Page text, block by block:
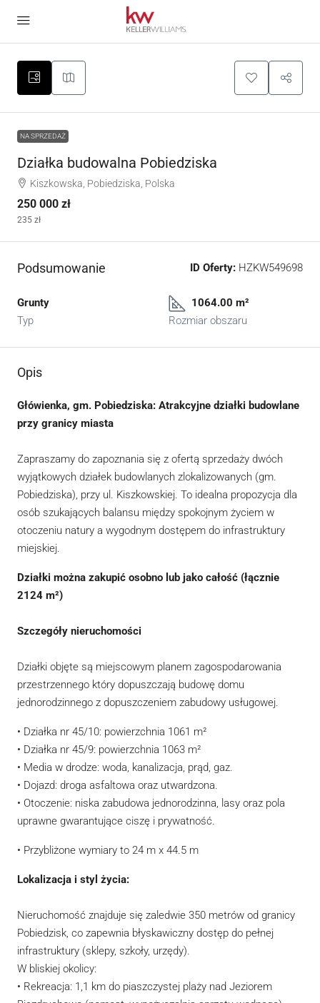
NA SPRZEDAŻ
Działka budowalna Pobiedziska
Kiszkowska, Pobiedziska, Polska
250 000 zł
235 zł
Podsumowanie ID Oferty: HZKW549698
Grunty
Typ
1064.00 m²
Rozmiar obszaru
Opis
Główienka, gm. Pobiedziska: Atrakcyjne działki budowlane
przy granicy miasta
Zapraszamy do zapoznania się z ofertą sprzedaży dwóch
wyjątkowych działek budowlanych zlokalizowanych (gm.
Pobiedziska), przy ul. Kiszkowskiej. To idealna propozycja dla
osób szukających balansu między spokojnym życiem w
otoczeniu natury a wygodnym dostępem do infrastruktury
miejskiej.
Działki można zakupić osobno lub jako całość (łącznie
2124 m²)
Szczegóły nieruchomości
Działki objęte są miejscowym planem zagospodarowania
przestrzennego który dopuszczają budowę domu
jednorodzinnego z dopuszczeniem zabudowy usługowej.
• Działka nr 45/10: powierzchnia 1061 m²
• Działka nr 45/9: powierzchnia 1063 m²
• Media w drodze: woda, kanalizacja, prąd, gaz.
• Dojazd: droga asfaltowa oraz utwardzona.
• Otoczenie: niska zabudowa jednorodzinna, lasy oraz pola
uprawne gwarantujące ciszę i prywatność.
• Przybliżone wymiary to 24 m x 44.5 m
Lokalizacja i styl życia:
Nieruchomość znajduje się zaledwie 350 metrów od granicy
Pobiedzisk, co zapewnia błyskawiczny dostęp do pełnej
infrastruktury (sklepy, szkoły, urzędy).
W bliskiej okolicy:
• Rekreacja: 1,1 km do piaszczystej plaży nad Jeziorem